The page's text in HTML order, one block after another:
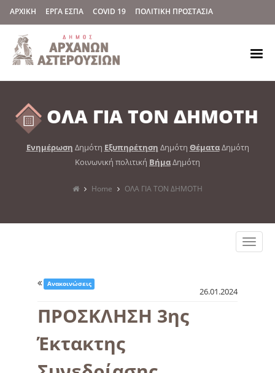
ΑΡΧΙΚΗ ΕΡΓΑ ΕΣΠΑ COVID 19 ΠΟΛΙΤΙΚΗ ΠΡΟΣΤΑΣΙΑ
ΟΛΑ ΓΙΑ ΤΟΝ ΔΗΜΟΤΗ
Ενημέρωση Δημότη Εξυπηρέτηση Δημότη ΘέματαΔημότη
Κοινωνική πολιτική ΒήμαΔημότη
Home ΟΛΑ ΓΙΑ ΤΟΝ ΔΗΜΟΤΗ
Toggle
Ανακοινώσεις
26.01.2024
ΠΡΟΣΚΛΗΣΗ 3ης
Έκτακτης